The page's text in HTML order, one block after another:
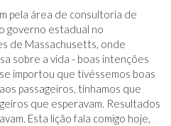
pela área de consultoria de
governo estadual no
de Massachusetts, onde
sobre a vida - boas intenções
importou que tivéssemos boas
passageiros, tínhamos que
que esperavam. Resultados
Esta lição fala comigo hoje,